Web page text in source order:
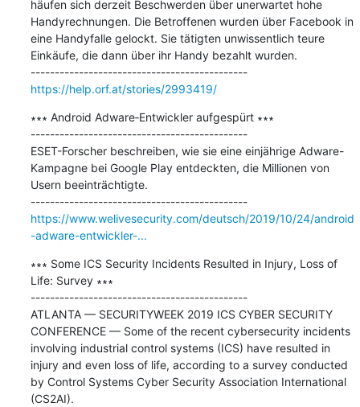
häufen sich derzeit Beschwerden über unerwartet hohe
Handyrechnungen. Die Betroffenen wurden über Facebook in
eine Handyfalle gelockt. Sie tätigten unwissentlich teure
Einkäufe, die dann über ihr Handy bezahlt wurden.
---------------------------------------------
https://help.orf.at/stories/2993419/
∗∗∗ Android Adware‑Entwickler aufgespürt ∗∗∗
---------------------------------------------
ESET-Forscher beschreiben, wie sie eine einjährige Adware-
Kampagne bei Google Play entdeckten, die Millionen von
Usern beeinträchtigte.
---------------------------------------------
https://www.welivesecurity.com/deutsch/2019/10/24/android
-adware-entwickler-...
∗∗∗ Some ICS Security Incidents Resulted in Injury, Loss of
Life: Survey ∗∗∗
---------------------------------------------
ATLANTA — SECURITYWEEK 2019 ICS CYBER SECURITY
CONFERENCE — Some of the recent cybersecurity incidents
involving industrial control systems (ICS) have resulted in
injury and even loss of life, according to a survey conducted
by Control Systems Cyber Security Association International
(CS2AI).